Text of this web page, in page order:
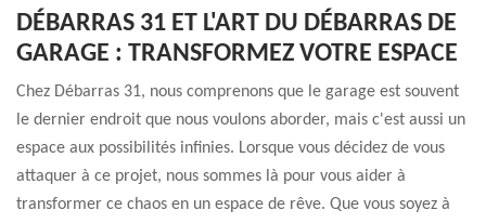
DÉBARRAS 31 ET L'ART DU DÉBARRAS DE
GARAGE : TRANSFORMEZ VOTRE ESPACE
Chez Débarras 31, nous comprenons que le garage est souvent
le dernier endroit que nous voulons aborder, mais c'est aussi un
espace aux possibilités infinies. Lorsque vous décidez de vous
attaquer à ce projet, nous sommes là pour vous aider à
transformer ce chaos en un espace de rêve. Que vous soyez à